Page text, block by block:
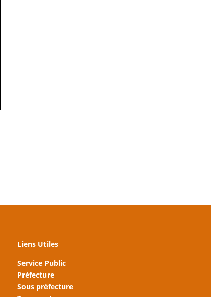
Liens Utiles
Service Public
Préfecture
Sous préfecture